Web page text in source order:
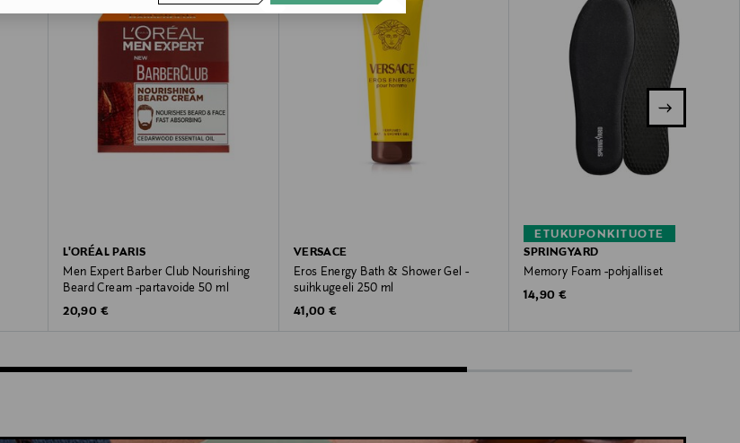
L'ORÉAL PARIS
Men Expert Barber Club Nourishing
Beard Cream -partavoide 50 ml
Original Price
20,90 €
VERSACE
Eros Energy Bath & Shower Gel -
suihkugeeli 250 ml
Original Price
41,00 €
ETUKUPONKITUOTE
SPRINGYARD
Memory Foam -pohjalliset
Original Price
14,90 €